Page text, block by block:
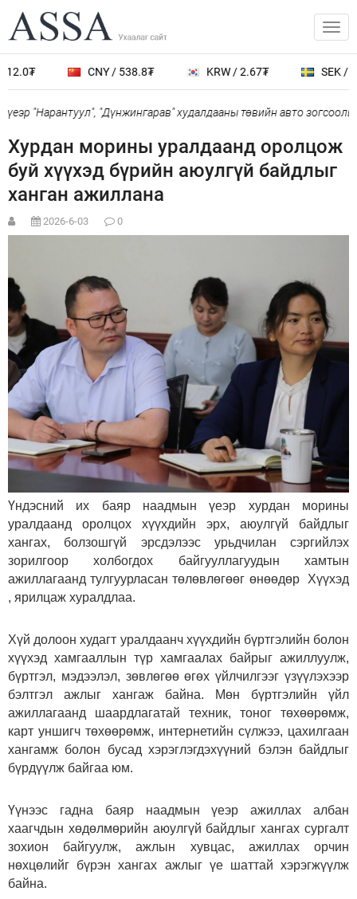
CNY / 538.8₮ KRW / 2.67₮ SEK /
"Нарантуул", "Дүнжингарав" худалдааны төвийн авто зогсоолыг
Хурдан морины уралдаанд оролцож
буй хүүхэд бүрийн аюулгүй байдлыг
ханган ажиллана
2026-6-03 0
Үндэсний их баяр наадмын үеэр хурдан морины
уралдаанд оролцох хүүхдийн эрх, аюулгүй байдлыг
хангах, болзошгүй эрсдэлээс урьдчилан сэргийлэх
зорилгоор холбогдох байгууллагуудын хамтын
ажиллагаанд тулгуурласан төлөвлөгөөг өнөөдөр Хүүхэд
, ярилцаж хуралдлаа.
Хүй долоон худагт уралдаанч хүүхдийн бүртгэлийн болон
хүүхэд хамгааллын түр хамгаалах байрыг ажиллуулж,
бүртгэл, мэдээлэл, зөвлөгөө өгөх үйлчилгээг үзүүлэхээр
бэлтгэл ажлыг хангаж байна. Мөн бүртгэлийн үйл
ажиллагаанд шаардлагатай техник, тоног төхөөрөмж,
карт уншигч төхөөрөмж, интернетийн сүлжээ, цахилгаан
хангамж болон бусад хэрэглэгдэхүүний бэлэн байдлыг
бүрдүүлж байгаа юм.
Үүнээс гадна баяр наадмын үеэр ажиллах албан
хаагчдын хөдөлмөрийн аюулгүй байдлыг хангах сургалт
зохион байгуулж, ажлын хувцас, ажиллах орчин
нөхцөлийг бүрэн хангах ажлыг үе шаттай хэрэгжүүлж
байна.